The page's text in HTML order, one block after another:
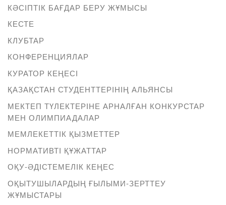
КӘСІПТІК БАҒДАР БЕРУ ЖҰМЫСЫ
КЕСТЕ
КЛУБТАР
КОНФЕРЕНЦИЯЛАР
КУРАТОР КЕҢЕСІ
ҚАЗАҚСТАН СТУДЕНТТЕРІНІҢ АЛЬЯНСЫ
МЕКТЕП ТҮЛЕКТЕРІНЕ АРНАЛҒАН КОНКУРСТАР
МЕН ОЛИМПИАДАЛАР
МЕМЛЕКЕТТІК ҚЫЗМЕТТЕР
НОРМАТИВТІ ҚҰЖАТТАР
ОҚУ-ӘДІСТЕМЕЛІК КЕҢЕС
ОҚЫТУШЫЛАРДЫҢ ҒЫЛЫМИ-ЗЕРТТЕУ
ЖҰМЫСТАРЫ